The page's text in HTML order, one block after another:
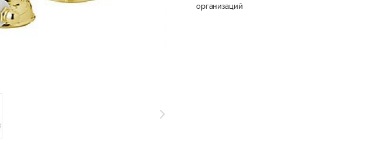
организаций